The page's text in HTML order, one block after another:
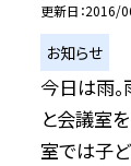
更新日 2016/
お知らせ
今日は雨
と会議室
室では子